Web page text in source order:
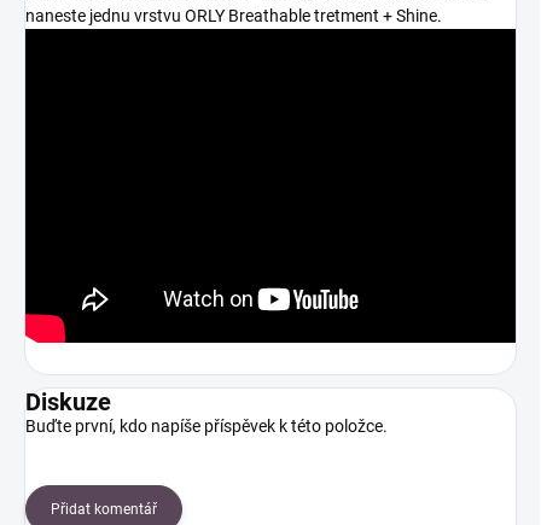
naneste jednu vrstvu ORLY Breathable tretment + Shine.
Diskuze
Buďte první, kdo napíše příspěvek k této položce.
Přidat komentář